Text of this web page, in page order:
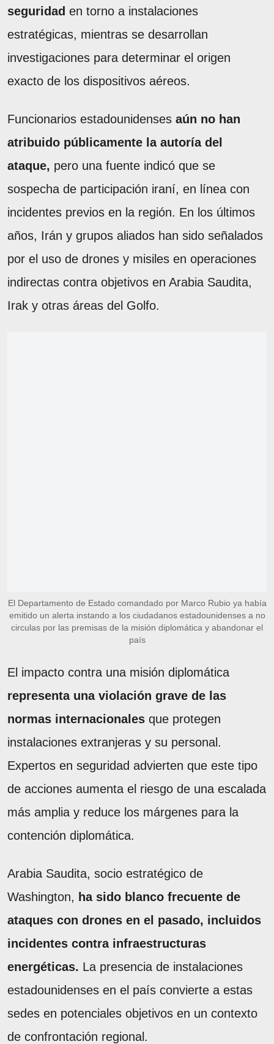
seguridad en torno a instalaciones
estratégicas, mientras se desarrollan
investigaciones para determinar el origen
exacto de los dispositivos aéreos.
Funcionarios estadounidenses aún no han
atribuido públicamente la autoría del
ataque, pero una fuente indicó que se
sospecha de participación iraní, en línea con
incidentes previos en la región. En los últimos
años, Irán y grupos aliados han sido señalados
por el uso de drones y misiles en operaciones
indirectas contra objetivos en Arabia Saudita,
Irak y otras áreas del Golfo.
El Departamento de Estado comandado por Marco Rubio ya había
emitido un alerta instando a los ciudadanos estadounidenses a no
circulas por las premisas de la misión diplomática y abandonar el
país
El impacto contra una misión diplomática
representa una violación grave de las
normas internacionales que protegen
instalaciones extranjeras y su personal.
Expertos en seguridad advierten que este tipo
de acciones aumenta el riesgo de una escalada
más amplia y reduce los márgenes para la
contención diplomática.
Arabia Saudita, socio estratégico de
Washington, ha sido blanco frecuente de
ataques con drones en el pasado, incluidos
incidentes contra infraestructuras
energéticas. La presencia de instalaciones
estadounidenses en el país convierte a estas
sedes en potenciales objetivos en un contexto
de confrontación regional.